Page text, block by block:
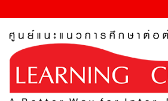
to
content